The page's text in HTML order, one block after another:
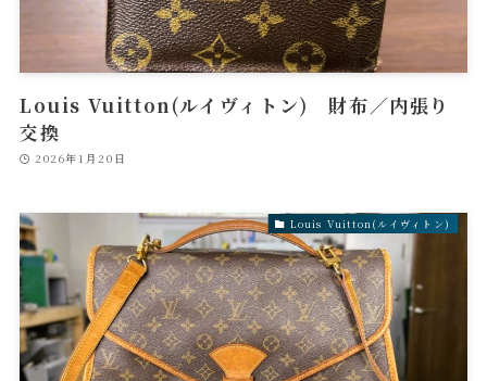
Louis Vuitton(ルイヴィトン) 財布／内張り
交換
2026年1月20日
Louis Vuitton(ルイヴィトン)